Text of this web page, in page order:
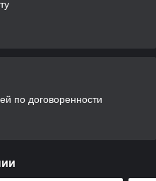
по договоренности